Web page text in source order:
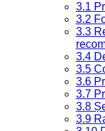
3.1
3.2
3.3
3.4
3.5
3.6
3.7
3.8
3.9